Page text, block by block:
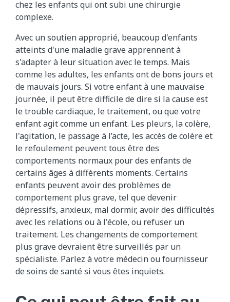
chez les enfants qui ont subi une chirurgie
complexe.
Avec un soutien approprié, beaucoup d'enfants
atteints d'une maladie grave apprennent à
s'adapter à leur situation avec le temps. Mais
comme les adultes, les enfants ont de bons jours et
de mauvais jours. Si votre enfant à une mauvaise
journée, il peut être difficile de dire si la cause est
le trouble cardiaque, le traitement, ou que votre
enfant agit comme un enfant. Les pleurs, la colère,
l'agitation, le passage à l’acte, les accès de colère et
le refoulement peuvent tous être des
comportements normaux pour des enfants de
certains âges à différents moments. Certains
enfants peuvent avoir des problèmes de
comportement plus grave, tel que devenir
dépressifs, anxieux, mal dormir, avoir des difficultés
avec les relations ou à l'école, ou refuser un
traitement. Les changements de comportement
plus grave devraient être surveillés par un
spécialiste. Parlez à votre médecin ou fournisseur
de soins de santé si vous êtes inquiets.